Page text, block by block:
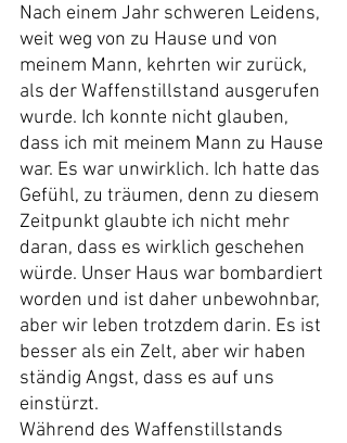
Nach einem Jahr schweren Leidens,
weit weg von zu Hause und von
meinem Mann, kehrten wir zurück,
als der Waffenstillstand ausgerufen
wurde. Ich konnte nicht glauben,
dass ich mit meinem Mann zu Hause
war. Es war unwirklich. Ich hatte das
Gefühl, zu träumen, denn zu diesem
Zeitpunkt glaubte ich nicht mehr
daran, dass es wirklich geschehen
würde. Unser Haus war bombardiert
worden und ist daher unbewohnbar,
aber wir leben trotzdem darin. Es ist
besser als ein Zelt, aber wir haben
ständig Angst, dass es auf uns
einstürzt.
Während des Waffenstillstands